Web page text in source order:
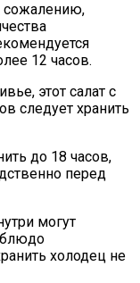
сожалению,
12 часов.
этот салат с
следует хранить
до 18 часов,
перед
могут
блюдо
холодец не